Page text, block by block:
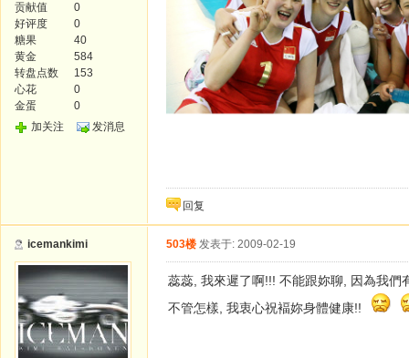
贡献值
0
好评度
0
糖果
40
黄金
584
转盘点数
153
心花
0
金蛋
0
加关注
发消息
回复
icemankimi 503楼 发表于: 2009-02-19
蕊蕊, 我來遲了啊!!! 不能跟妳聊, 因為我
不管怎樣, 我衷心祝褔妳身體健康!!